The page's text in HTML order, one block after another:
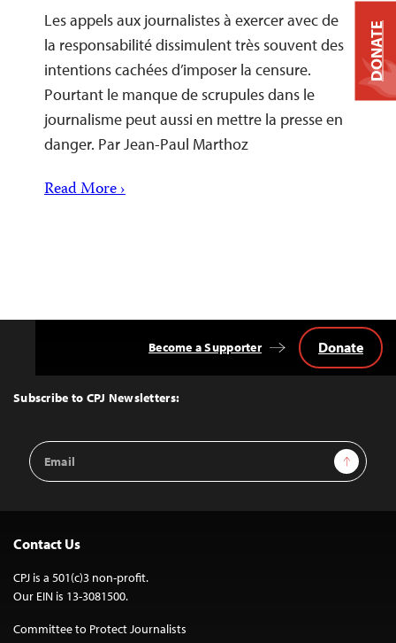
Les appels aux journalistes à exercer avec de
la responsabilité dissimulent très souvent des
intentions cachées d’imposer la censure.
Pourtant le manque de scrupules dans le
journalisme peut aussi en mettre la presse en
danger. Par Jean-Paul Marthoz
Read More ›
Top
Subscribe to CPJ Newsletters:
Email
Address
Sign Up
Become a Supporter Donate
Contact Us
CPJ is a 501(c)3 non-profit.
Our EIN is 13-3081500.
Committee to Protect Journalists
DONATE